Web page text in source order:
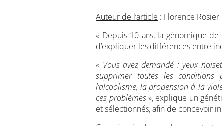
Auteur de l’article : Florence Rosier
« Depuis 10 ans, la génomique
d’expliquer les différences entre
« Vous avez demandé : yeux
supprimer toutes les conditions
l’alcoolisme, la propension à la
ces problèmes », explique un
et sélectionnés, afin de concevoir